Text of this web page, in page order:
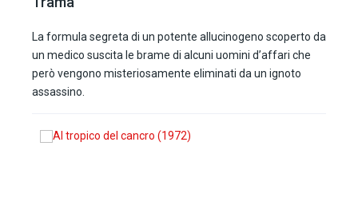
La formula segreta di un potente allucinogeno scoperto da
un medico suscita le brame di alcuni uomini d’affari che
però vengono misteriosamente eliminati da un ignoto
assassino.